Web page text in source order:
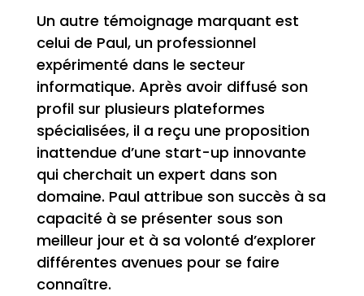
Un autre témoignage marquant est
celui de Paul, un professionnel
expérimenté dans le secteur
informatique. Après avoir diffusé son
profil sur plusieurs plateformes
spécialisées, il a reçu une proposition
inattendue d’une start-up innovante
qui cherchait un expert dans son
domaine. Paul attribue son succès à sa
capacité à se présenter sous son
meilleur jour et à sa volonté d’explorer
différentes avenues pour se faire
connaître.